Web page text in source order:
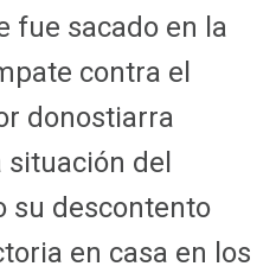
fue sacado en la
contra el
donostiarra
situación del
su descontento
en casa en los